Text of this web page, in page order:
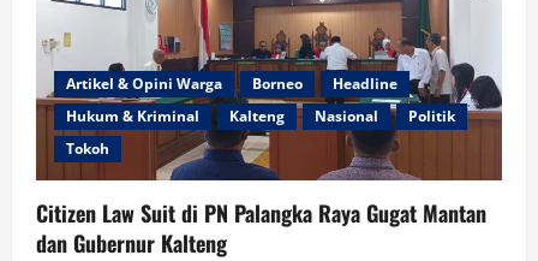
untuk
Perkuat
Kendali
Distribusi
BBM
dan
LPG
di
Jatim
Artikel & Opini Warga Borneo
Headline
Hukum & Kriminal
Kalteng Nasional
Politik
Tokoh
Citizen Law Suit di PN Palangka Raya Gugat Mantan
dan Gubernur Kalteng